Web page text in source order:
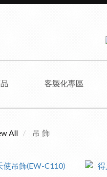
客製化專區
All 吊 飾